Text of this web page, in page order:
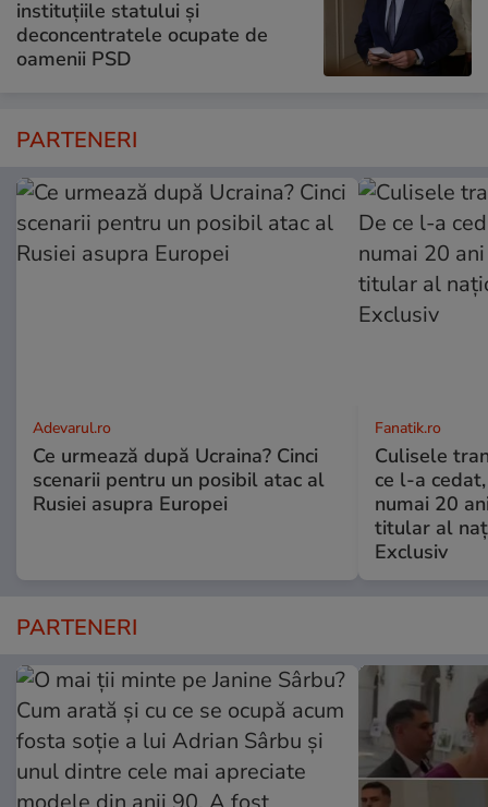
instituțiile statului și
deconcentratele ocupate de
oamenii PSD
PARTENERI
Adevarul.ro
Ce urmează după Ucraina? Cinci
scenarii pentru un posibil atac al
Rusiei asupra Europei
Fanatik.ro
Culisele
ce l-a
numai 20
titular al
Exclusiv
PARTENERI